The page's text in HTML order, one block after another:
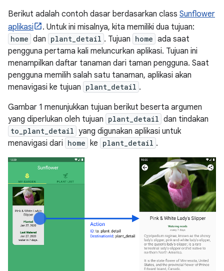
Berikut adalah contoh dasar berdasarkan class Sunflower
aplikasi
. Untuk ini misalnya, kita memiliki dua tujuan:
home dan plant_detail . Tujuan home ada saat
pengguna pertama kali meluncurkan aplikasi. Tujuan ini
menampilkan daftar tanaman dari taman pengguna. Saat
pengguna memilih salah satu tanaman, aplikasi akan
menavigasi ke tujuan plant_detail .
Gambar 1 menunjukkan tujuan berikut beserta argumen
yang diperlukan oleh tujuan plant_detail dan tindakan
to_plant_detail yang digunakan aplikasi untuk
menavigasi dari home ke plant_detail .